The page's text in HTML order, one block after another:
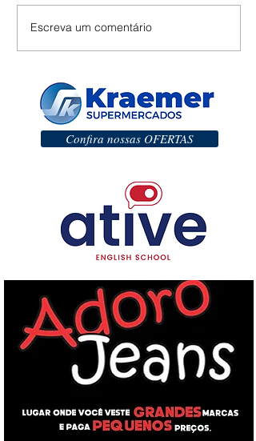
Escreva um comentário
Confira nossas OFERTAS